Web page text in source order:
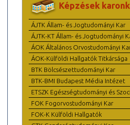
Képzések
ÁJTK Állam- és Jogtudományi Kar
ÁJTK-KT Állam- és Jogtudományi
ÁOK Általános Orvostudományi
ÁOK-Külföldi Hallgatók Titkársága
BTK Bölcsészettudományi Kar
BTK-BMI Budapest Média Intézet
ETSZK Egészségtudományi és
FOK Fogorvostudományi Kar
FOK-K Külföldi Hallgatók